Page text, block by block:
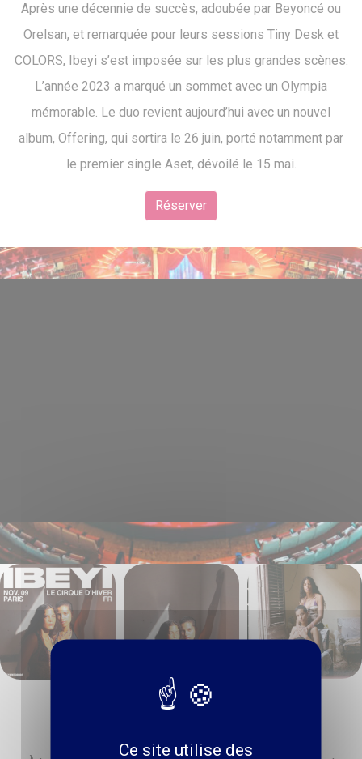
Après une décennie de succès, adoubée par Beyoncé ou
Orelsan, et remarquée pour leurs sessions Tiny Desk et
COLORS, Ibeyi s’est imposée sur les plus grandes scènes.
L’année 2023 a marqué un sommet avec un Olympia
mémorable. Le duo revient aujourd’hui avec un nouvel
album, Offering, qui sortira le 26 juin, porté notamment par
le premier single Aset, dévoilé le 15 mai.
Réserver
Ce site utilise des